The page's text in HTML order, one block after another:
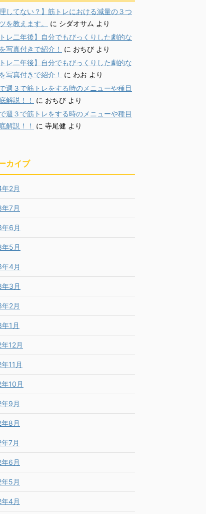
理してない？】筋トレにおける減量の３つ
を教えます。
に シダオサム より
トレ二年後】自分でもびっくりした劇的な
写真付きで紹介！
に おちび より
トレ二年後】自分でもびっくりした劇的な
写真付きで紹介！
に わお より
週３で筋トレをする時のメニューや種目
解説！！
に おちび より
週３で筋トレをする時のメニューや種目
解説！！
に 寺尾健 より
カイブ
2月
7月
6月
5月
4月
3月
2月
1月
12月
11月
10月
9月
8月
7月
6月
5月
4月